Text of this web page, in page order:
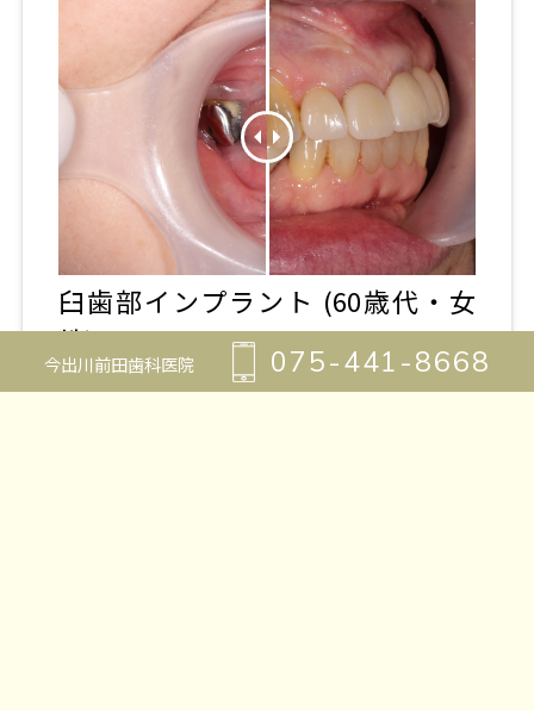
臼歯部インプラント (60歳代・女
性)
部分入れ歯が合わないことをずっと悩
今出川前田歯科医院 075-441-8668